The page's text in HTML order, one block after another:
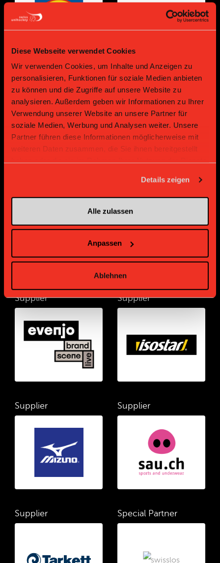
Diese Webseite verwendet Cookies
Wir verwenden Cookies, um Inhalte und Anzeigen zu
personalisieren, Funktionen für soziale Medien anbieten
zu können und die Zugriffe auf unsere Website zu
analysieren. Außerdem geben wir Informationen zu Ihrer
Verwendung unserer Website an unsere Partner für
soziale Medien, Werbung und Analysen weiter. Unsere
Partner führen diese Informationen möglicherweise mit
weiteren Daten zusammen, die Sie ihnen bereitgestellt
Details zeigen
Alle zulassen
Anpassen
Ablehnen
Bronze Partner
Supplier Supplier
Supplier Supplier
Supplier Special Partner